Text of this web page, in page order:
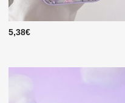
5,38€